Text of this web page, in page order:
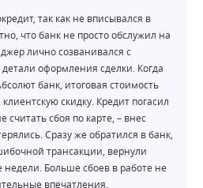
так как не вписывался в
что банк не просто обслужил на
лично созванивался с
оформления сделки. Когда
банк, итоговая стоимость
скидку. Кредит погасил
считать сбоя по карте, – внес
Сразу же обратился в банк,
трансакции, вернули
недели. Больше сбоев в работе не
впечатления.